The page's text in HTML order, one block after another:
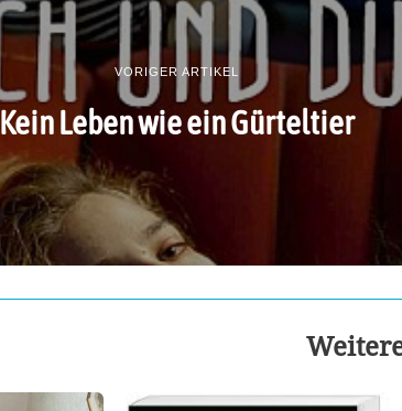
VORIGER ARTIKEL
Kein Leben wie ein Gürteltier